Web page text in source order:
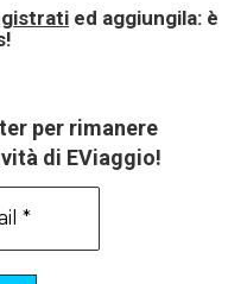
ed aggiungila: è
per rimanere
di EViaggio!